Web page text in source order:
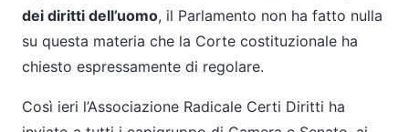
dei diritti dell’uomo, il Parlamento non ha fatto nulla
su questa materia che la Corte costituzionale ha
chiesto espressamente di regolare.
Così ieri l’Associazione Radicale Certi Diritti ha